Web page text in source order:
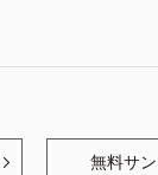
無料サ